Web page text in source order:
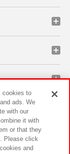
cookies to
ads. We
with our
it with
or that they
Please click
and